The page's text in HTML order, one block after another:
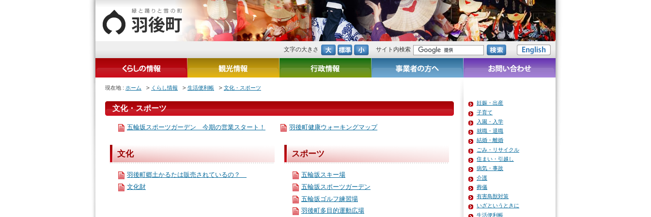
文字の大きさ サイト内検索
現在地 : ホーム くらし情報 生活便利帳 文化・スポーツ
文化・スポーツ
五輪坂スポーツガーデン 今期の営業スタート！ 羽後町健康ウォーキングマップ
文化
羽後町郷土かるたは販売されているの？
文化財
スポーツ
五輪坂スキー場
五輪坂スポーツガーデン
五輪坂ゴルフ練習場
羽後町多目的運動広場
妊娠・出産
子育て
入園・入学
就職・退職
結婚・離婚
ごみ・リサイクル
住まい・引越し
病気・事故
介護
葬儀
有害鳥獣対策
いざというときに
生活便利帳